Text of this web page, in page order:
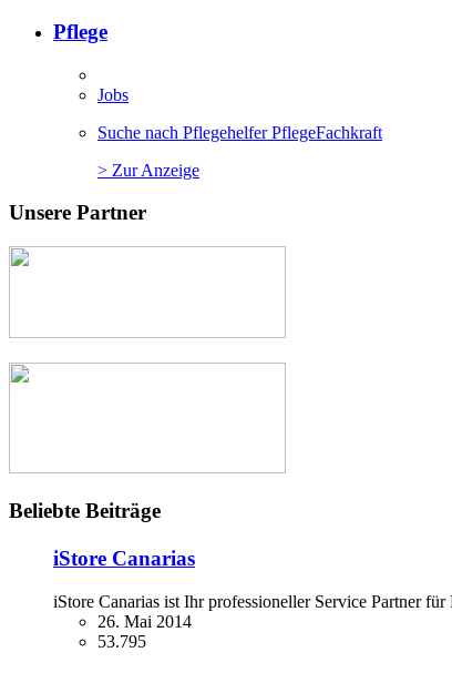
Pflege
Jobs
Suche nach Pflegehelfer PflegeFachkraft
> Zur Anzeige
Unsere Partner
Beliebte Beiträge
iStore Canarias
iStore Canarias ist Ihr professioneller Service Partner
26. Mai 2014
53.795